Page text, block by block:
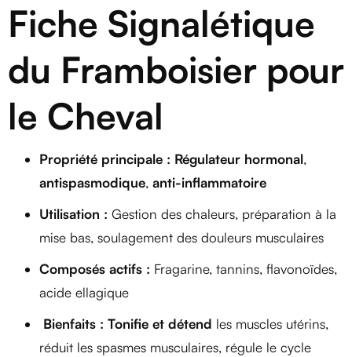
Fiche Signalétique
du Framboisier pour
le Cheval
Propriété principale : Régulateur hormonal,
antispasmodique, anti-inflammatoire
Utilisation : Gestion des chaleurs, préparation à la
mise bas, soulagement des douleurs musculaires
Composés actifs : Fragarine, tannins, flavonoïdes,
acide ellagique
Bienfaits : Tonifie et détend les muscles utérins,
réduit les spasmes musculaires, régule le cycle